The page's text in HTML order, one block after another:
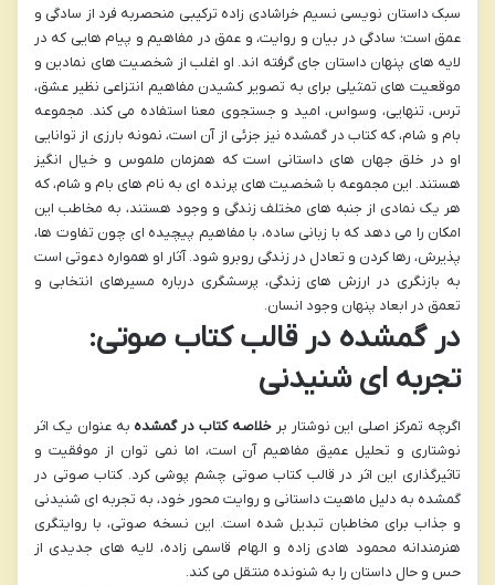
سبک داستان نویسی نسیم خراشادی زاده ترکیبی منحصربه فرد از سادگی و
عمق است؛ سادگی در بیان و روایت، و عمق در مفاهیم و پیام هایی که در
لایه های پنهان داستان جای گرفته اند. او اغلب از شخصیت های نمادین و
موقعیت های تمثیلی برای به تصویر کشیدن مفاهیم انتزاعی نظیر عشق،
ترس، تنهایی، وسواس، امید و جستجوی معنا استفاده می کند. مجموعه
بام و شام، که کتاب در گمشده نیز جزئی از آن است، نمونه بارزی از توانایی
او در خلق جهان های داستانی است که همزمان ملموس و خیال انگیز
هستند. این مجموعه با شخصیت های پرنده ای به نام های بام و شام، که
هر یک نمادی از جنبه های مختلف زندگی و وجود هستند، به مخاطب این
امکان را می دهد که با زبانی ساده، با مفاهیم پیچیده ای چون تفاوت ها،
پذیرش، رها کردن و تعادل در زندگی روبرو شود. آثار او همواره دعوتی است
به بازنگری در ارزش های زندگی، پرسشگری درباره مسیرهای انتخابی و
تعمق در ابعاد پنهان وجود انسان.
در گمشده در قالب کتاب صوتی:
تجربه ای شنیدنی
اگرچه تمرکز اصلی این نوشتار برخلاصه کتاب در گمشده به عنوان یک اثر
نوشتاری و تحلیل عمیق مفاهیم آن است، اما نمی توان از موفقیت و
تاثیرگذاری این اثر در قالب کتاب صوتی چشم پوشی کرد. کتاب صوتی در
گمشده به دلیل ماهیت داستانی و روایت محور خود، به تجربه ای شنیدنی
و جذاب برای مخاطبان تبدیل شده است. این نسخه صوتی، با روایتگری
هنرمندانه محمود هادی زاده و الهام قاسمی زاده، لایه های جدیدی از
حس و حال داستان را به شنونده منتقل می کند.